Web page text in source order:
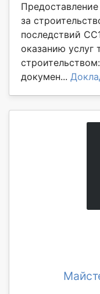
Предоставление
за
последствий
оказанию услуг
докумен...